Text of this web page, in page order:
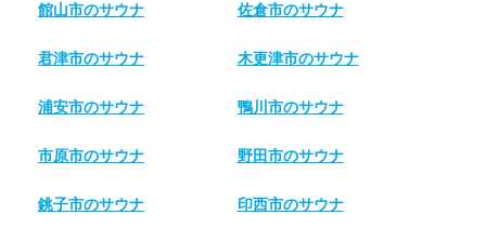
館山市のサウナ 佐倉市のサウナ
君津市のサウナ 木更津市のサウナ
浦安市のサウナ 鴨川市のサウナ
市原市のサウナ 野田市のサウナ
銚子市のサウナ 印西市のサウナ